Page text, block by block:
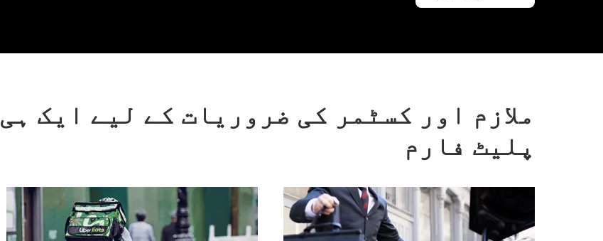
ملازم اور کسٹمر کی ضروریات کے لیے ایک ہی
پلیٹ فارم